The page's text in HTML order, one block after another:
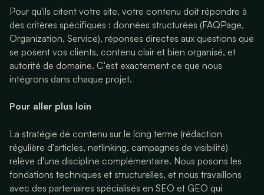
Pour qu'ils citent votre site, votre contenu doit répondre à
des critères spécifiques : données structurées (FAQPage,
Organization, Service), réponses directes aux questions que
se posent vos clients, contenu clair et bien organisé, et
autorité de domaine. C'est exactement ce que nous
intégrons dans chaque projet.
Pour aller plus loin
La stratégie de contenu sur le long terme (rédaction
régulière d'articles, netlinking, campagnes de visibilité)
relève d'une discipline complémentaire. Nous posons les
fondations techniques et structurelles, et nous travaillons
avec des partenaires spécialisés en SEO et GEO qui